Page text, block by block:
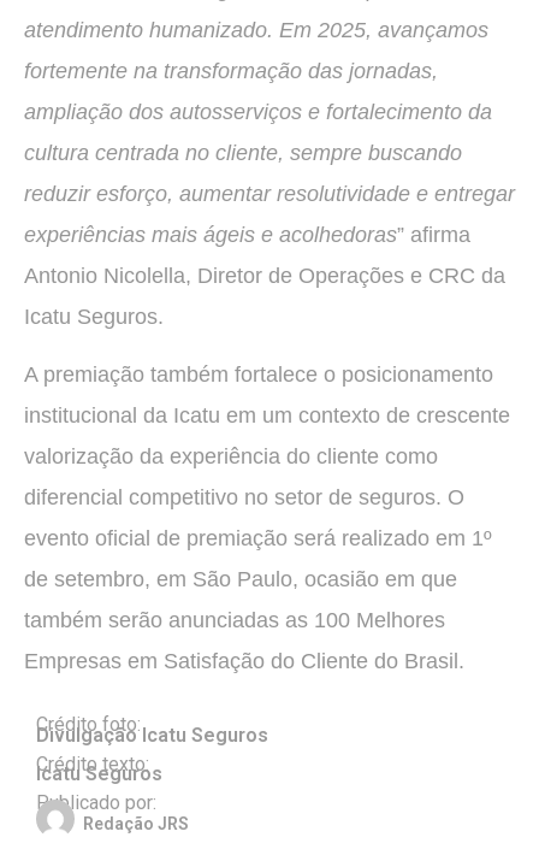
atendimento humanizado. Em 2025, avançamos
fortemente na transformação das jornadas,
ampliação dos autosserviços e fortalecimento da
cultura centrada no cliente, sempre buscando
reduzir esforço, aumentar resolutividade e entregar
experiências mais ágeis e acolhedoras” afirma
Antonio Nicolella, Diretor de Operações e CRC da
Icatu Seguros.
A premiação também fortalece o posicionamento
institucional da Icatu em um contexto de crescente
valorização da experiência do cliente como
diferencial competitivo no setor de seguros. O
evento oficial de premiação será realizado em 1º
de setembro, em São Paulo, ocasião em que
também serão anunciadas as 100 Melhores
Empresas em Satisfação do Cliente do Brasil.
Crédito foto:
Divulgação Icatu Seguros
Crédito texto:
Icatu Seguros
Publicado por:
Redação JRS